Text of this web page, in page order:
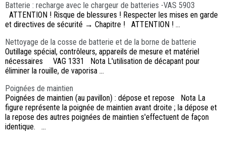
Batterie : recharge avec le chargeur de batteries -VAS 5903
ATTENTION ! Risque de blessures ! Respecter les mises en garde
et directives de sécurité → Chapitre ! ATTENTION ! ...
Nettoyage de la cosse de batterie et de la borne de batterie
Outillage spécial, contrôleurs, appareils de mesure et matériel
nécessaires VAG 1331 Nota L'utilisation de décapant pour
éliminer la rouille, de vaporisa ...
Poignées de maintien
Poignées de maintien (au pavillon) : dépose et repose Nota La
figure représente la poignée de maintien avant droite ; la dépose et
la repose des autres poignées de maintien s'effectuent de façon
identique. ...